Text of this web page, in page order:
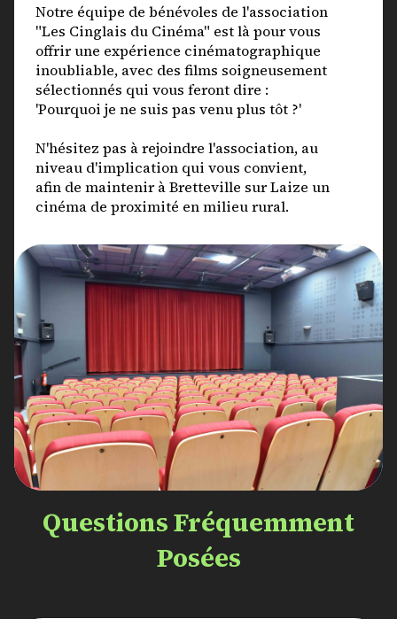
Notre équipe de bénévoles de l'association
"Les Cinglais du Cinéma" est là pour vous
offrir une expérience cinématographique
inoubliable, avec des films soigneusement
sélectionnés qui vous feront dire :
'Pourquoi je ne suis pas venu plus tôt ?'
N'hésitez pas à rejoindre l'association, au
niveau d'implication qui vous convient,
afin de maintenir à Bretteville sur Laize un
cinéma de proximité en milieu rural.
Questions Fréquemment
Posées